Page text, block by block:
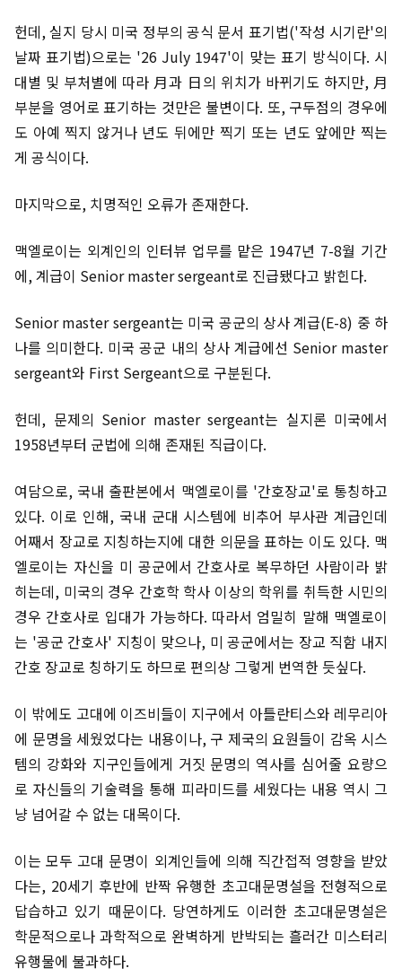
헌데, 실지 당시 미국 정부의 공식 문서 표기법('작성 시기란'의
날짜 표기법)으로는 '26 July 1947'이 맞는 표기 방식이다. 시
대별 및 부처별에 따라 月과 日의 위치가 바뀌기도 하지만, 月
부분을 영어로 표기하는 것만은 불변이다. 또, 구두점의 경우에
도 아예 찍지 않거나 년도 뒤에만 찍기 또는 년도 앞에만 찍는
게 공식이다.
마지막으로, 치명적인 오류가 존재한다.
맥엘로이는 외계인의 인터뷰 업무를 맡은 1947년 7-8월 기간
에, 계급이 Senior master sergeant로 진급됐다고 밝힌다.
Senior master sergeant는 미국 공군의 상사 계급(E-8) 중 하
나를 의미한다. 미국 공군 내의 상사 계급에선 Senior master
sergeant와 First Sergeant으로 구분된다.
헌데, 문제의 Senior master sergeant는 실지론 미국에서
1958년부터 군법에 의해 존재된 직급이다.
여담으로, 국내 출판본에서 맥엘로이를 '간호장교'로 통칭하고
있다. 이로 인해, 국내 군대 시스템에 비추어 부사관 계급인데
어째서 장교로 지칭하는지에 대한 의문을 표하는 이도 있다. 맥
엘로이는 자신을 미 공군에서 간호사로 복무하던 사람이라 밝
히는데, 미국의 경우 간호학 학사 이상의 학위를 취득한 시민의
경우 간호사로 입대가 가능하다. 따라서 엄밀히 말해 맥엘로이
는 '공군 간호사' 지칭이 맞으나, 미 공군에서는 장교 직함 내지
간호 장교로 칭하기도 하므로 편의상 그렇게 번역한 듯싶다.
이 밖에도 고대에 이즈비들이 지구에서 아틀란티스와 레무리아
에 문명을 세웠었다는 내용이나, 구 제국의 요원들이 감옥 시스
템의 강화와 지구인들에게 거짓 문명의 역사를 심어줄 요량으
로 자신들의 기술력을 통해 피라미드를 세웠다는 내용 역시 그
냥 넘어갈 수 없는 대목이다.
이는 모두 고대 문명이 외계인들에 의해 직간접적 영향을 받았
다는, 20세기 후반에 반짝 유행한 초고대문명설을 전형적으로
답습하고 있기 때문이다. 당연하게도 이러한 초고대문명설은
학문적으로나 과학적으로 완벽하게 반박되는 흘러간 미스터리
유행물에 불과하다.